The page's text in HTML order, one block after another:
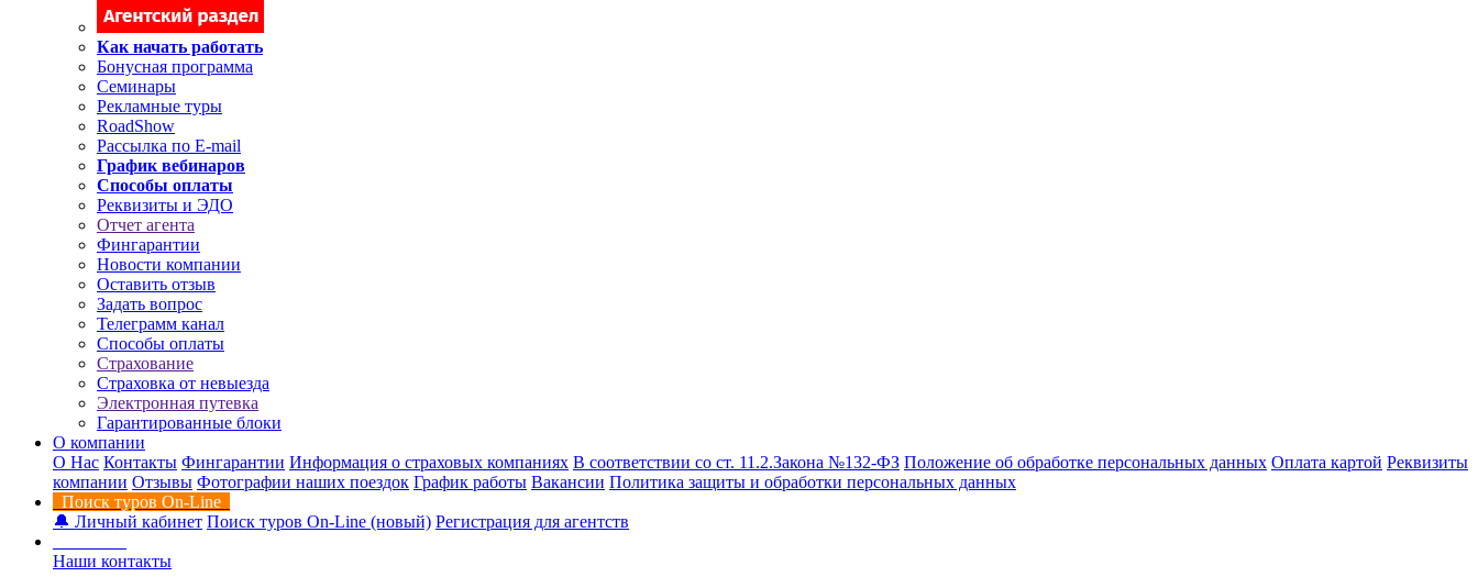
Как начать работать
Бонусная программа
Семинары
Рекламные туры
RoadShow
Рассылка по E-mail
График вебинаров
Способы оплаты
Реквизиты и ЭДО
Отчет агента
Фингарантии
Новости компании
Оставить отзыв
Задать вопрос
Телеграмм канал
Способы оплаты
Страхование
Страховка от невыезда
Электронная путевка
Гарантированные блоки
О компании
О Нас Контакты Фингарантии Информация о страховых компаниях В соответствии со ст. 11.2.Закона №132-ФЗ Положение об обработке персональных данных Оплата картой Реквизиты
компании Отзывы Фотографии наших поездок График работы Вакансии Политика защиты и обработки персональных данных
Поиск туров On-Line
🔔 Личный кабинет Поиск туров On-Line (новый) Регистрация для агентств
Наши контакты